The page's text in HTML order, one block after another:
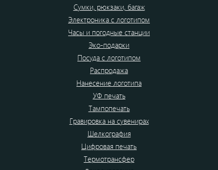
Сумки, рюкзаки, багаж
Электроника с логотипом
Часы и погодные станции
Эко-подарки
Посуда с логотипом
Распродажа
Нанесение логотипа
УФ печать
Тампопечать
Гравировка на сувенирах
Шелкография
Цифровая печать
Термотрансфер